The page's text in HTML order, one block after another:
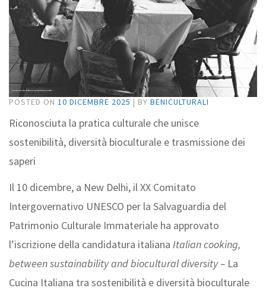
POSTED ON 10 DICEMBRE 2025 | BY BENICULTURALI
Riconosciuta la pratica culturale che unisce
sostenibilità, diversità bioculturale e trasmissione dei
saperi
Il 10 dicembre, a New Delhi, il XX Comitato
Intergovernativo UNESCO per la Salvaguardia del
Patrimonio Culturale Immateriale ha approvato
l’iscrizione della candidatura italiana Italian cooking,
between sustainability and biocultural diversity – La
Cucina Italiana tra sostenibilità e diversità bioculturale